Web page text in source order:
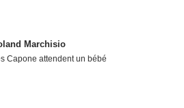
Marchisio
Capone attendent un bébé